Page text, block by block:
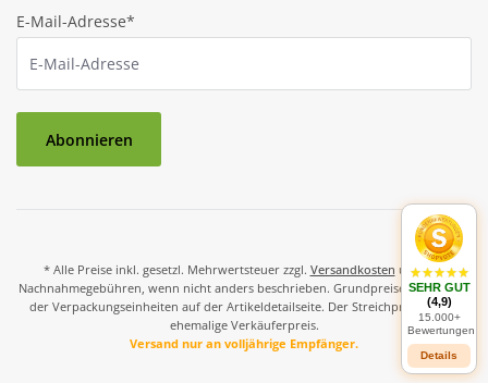
E-Mail-Adresse*
Abonnieren
* Alle Preise inkl. gesetzl. Mehrwertsteuer zzgl. Versandkosten und ggf.
Nachnahmegebühren, wenn nicht anders beschrieben. Grundpreise und Preise
der Verpackungseinheiten auf der Artikeldetailseite. Der Streichpreis ist der
ehemalige Verkäuferpreis.
Versand nur an volljährige Empfänger.
SEHR GUT
(4,9)
15.000+
Bewertungen
Details